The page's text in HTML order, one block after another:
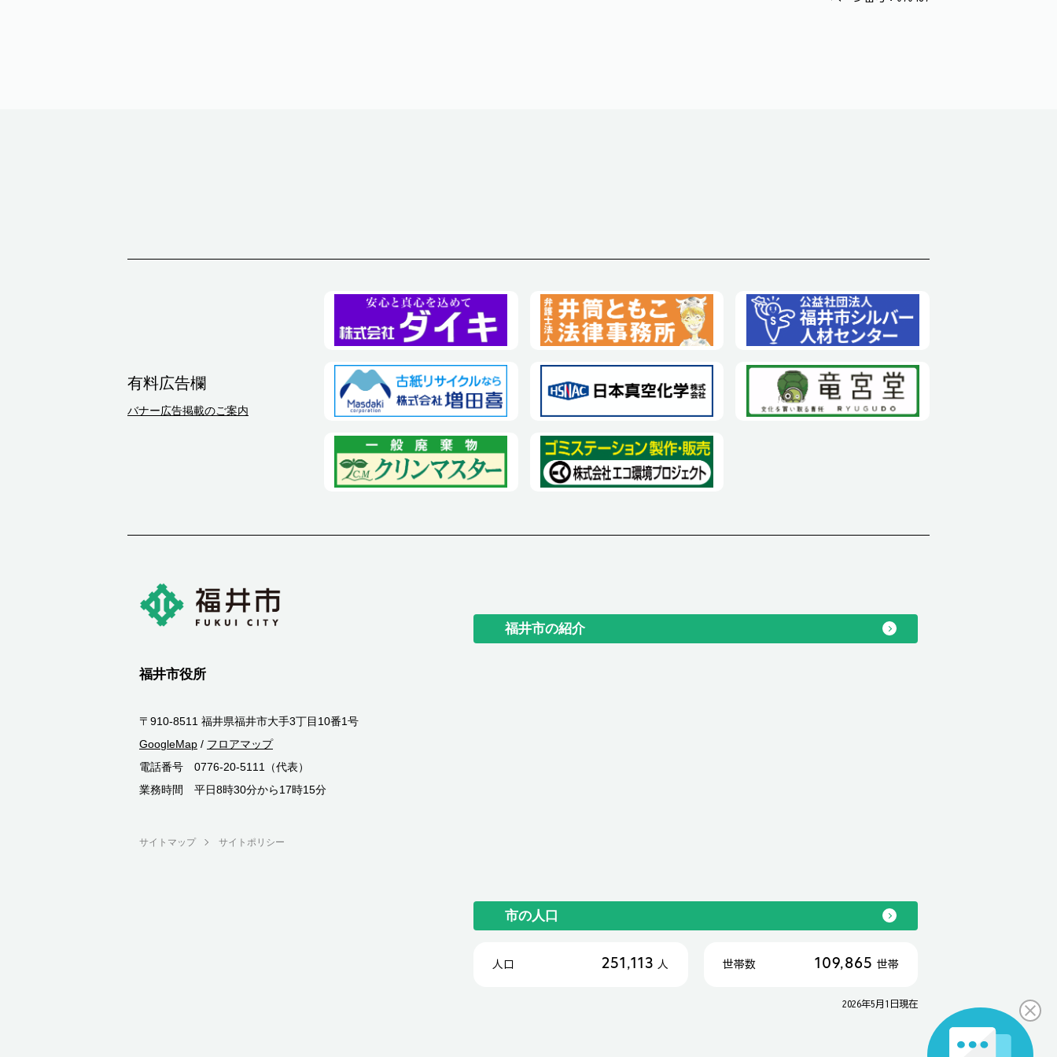
有料広告欄
バナー広告掲載のご案内
福井市役所
〒910-8511 福井県福井市大手3丁目10番1号
GoogleMap / フロアマップ
電話番号 0776-20-5111（代表）
業務時間 平日8時30分から17時15分
サイトマップ サイトポリシー
福井市の紹介
市の人口
人口 251,113 人 世帯数 109,865 世帯
2026年5月1日現在